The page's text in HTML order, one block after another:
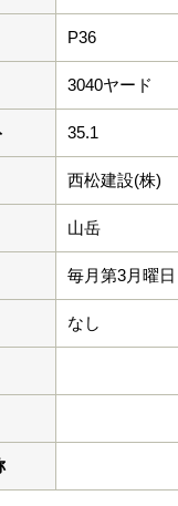
P36
3040ヤード
35.1
西松建設(株)
山岳
毎月第3月曜
なし